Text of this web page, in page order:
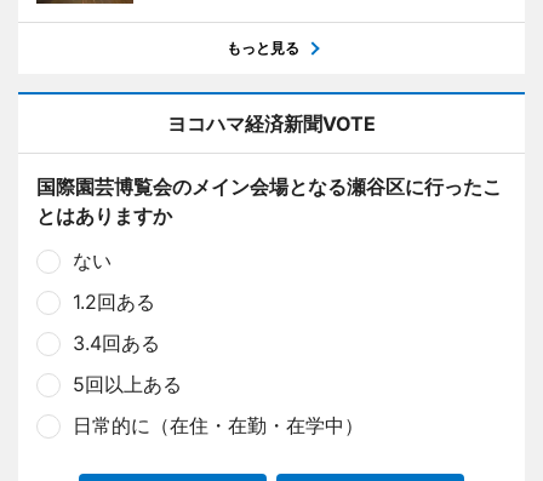
もっと見る
ヨコハマ経済新聞VOTE
国際園芸博覧会のメイン会場となる瀬谷区に行ったこ
とはありますか
ない
1.2回ある
3.4回ある
5回以上ある
日常的に（在住・在勤・在学中）